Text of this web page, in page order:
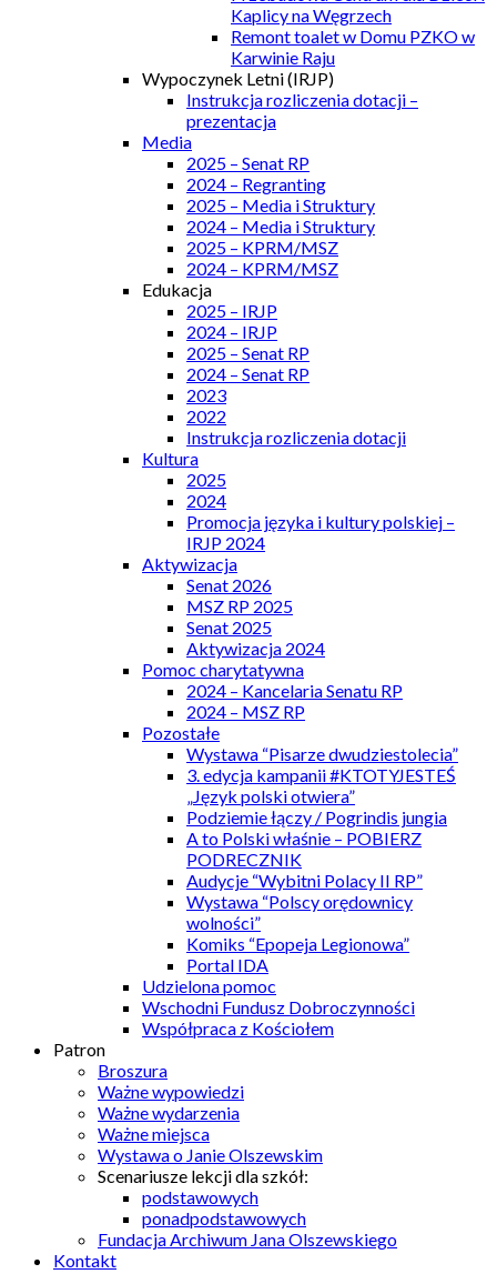
Kaplicy na Węgrzech
Remont toalet w Domu PZKO w
Karwinie Raju
Wypoczynek Letni (IRJP)
Instrukcja rozliczenia dotacji –
prezentacja
Media
2025 – Senat RP
2024 – Regranting
2025 – Media i Struktury
2024 – Media i Struktury
2025 – KPRM/MSZ
2024 – KPRM/MSZ
Edukacja
2025 – IRJP
2024 – IRJP
2025 – Senat RP
2024 – Senat RP
2023
2022
Instrukcja rozliczenia dotacji
Kultura
2025
2024
Promocja języka i kultury polskiej –
IRJP 2024
Aktywizacja
Senat 2026
MSZ RP 2025
Senat 2025
Aktywizacja 2024
Pomoc charytatywna
2024 – Kancelaria Senatu RP
2024 – MSZ RP
Pozostałe
Wystawa “Pisarze dwudziestolecia”
3. edycja kampanii #KTOTYJESTEŚ
„Język polski otwiera”
Podziemie łączy / Pogrindis jungia
A to Polski właśnie – POBIERZ
PODRECZNIK
Audycje “Wybitni Polacy II RP”
Wystawa “Polscy orędownicy
wolności”
Komiks “Epopeja Legionowa”
Portal IDA
Udzielona pomoc
Wschodni Fundusz Dobroczynności
Współpraca z Kościołem
Patron
Broszura
Ważne wypowiedzi
Ważne wydarzenia
Ważne miejsca
Wystawa o Janie Olszewskim
Scenariusze lekcji dla szkół:
podstawowych
ponadpodstawowych
Fundacja Archiwum Jana Olszewskiego
Kontakt